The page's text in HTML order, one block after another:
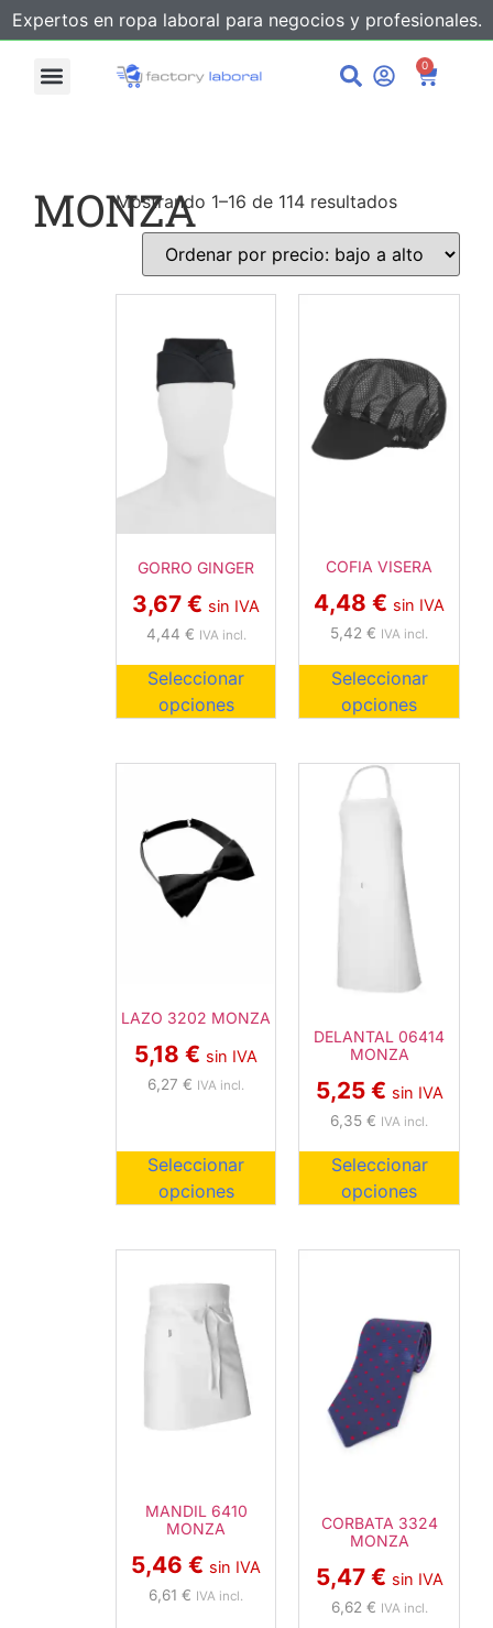
Expertos en ropa laboral para negocios y profesionales.
0
Mostrando 1–16 de 114 resultados
GORRO GINGER
3,67€ sin IVA
4,44 € IVA incl.
Seleccionar
opciones
COFIA VISERA
4,48€ sin IVA
5,42€ IVA incl.
Seleccionar
opciones
LAZO 3202 MONZA
5,18€ sin IVA
6,27€ IVA incl.
Seleccionar
opciones
DELANTAL 06414
MONZA
5,25 € sin IVA
6,35€ IVA incl.
Seleccionar
opciones
MANDIL 6410
MONZA
5,46€ sin IVA
6,61€ IVA incl.
CORBATA 3324
MONZA
5,47 € sin IVA
6,62 € IVA incl.
MONZA